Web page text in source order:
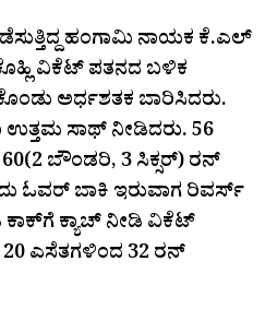
ಹಂಗಾಮಿ ನಾಯಕ ಕೆ.ಎಲ್‌
ವಿಕೆಟ್‌ ಪತನದ ಬಳಿಕ
ಅರ್ಧಶತಕ ಬಾರಿಸಿದರು.
ಸಾಥ್‌ ನೀಡಿದರು. 56
ಬೌಂಡರಿ, 3 ಸಿಕ್ಸರ್‌) ರನ್‌
ಓವರ್‌ ಬಾಕಿ ಇರುವಾಗ ರಿವರ್ಸ್‌
ಕಾಕ್‌ಗೆ ಕ್ಯಾಚ್‌ ನೀಡಿ ವಿಕೆಟ್‌
20 ಎಸೆತಗಳಿಂದ 32 ರನ್‌